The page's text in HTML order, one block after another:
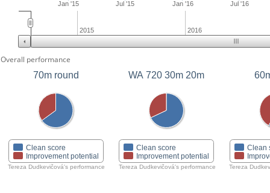
Jan '15 Jul '15 Jan '16 Jul '16
2015 2016
Overall performance
70m round
Clean score
Improvement potential
Tereza Dudkevičová's performance
WA 720 30m 20m
Clean score
Improvement potential
Tereza Dudkevičová's performance
Clean
Tereza